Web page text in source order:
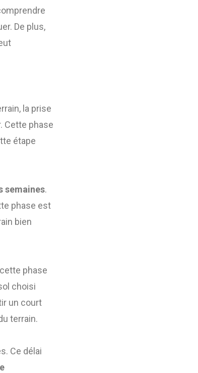
De plus,
la prise
Cette phase
étape
semaines.
phase est
bien
phase
choisi
un court
terrain.
Ce délai